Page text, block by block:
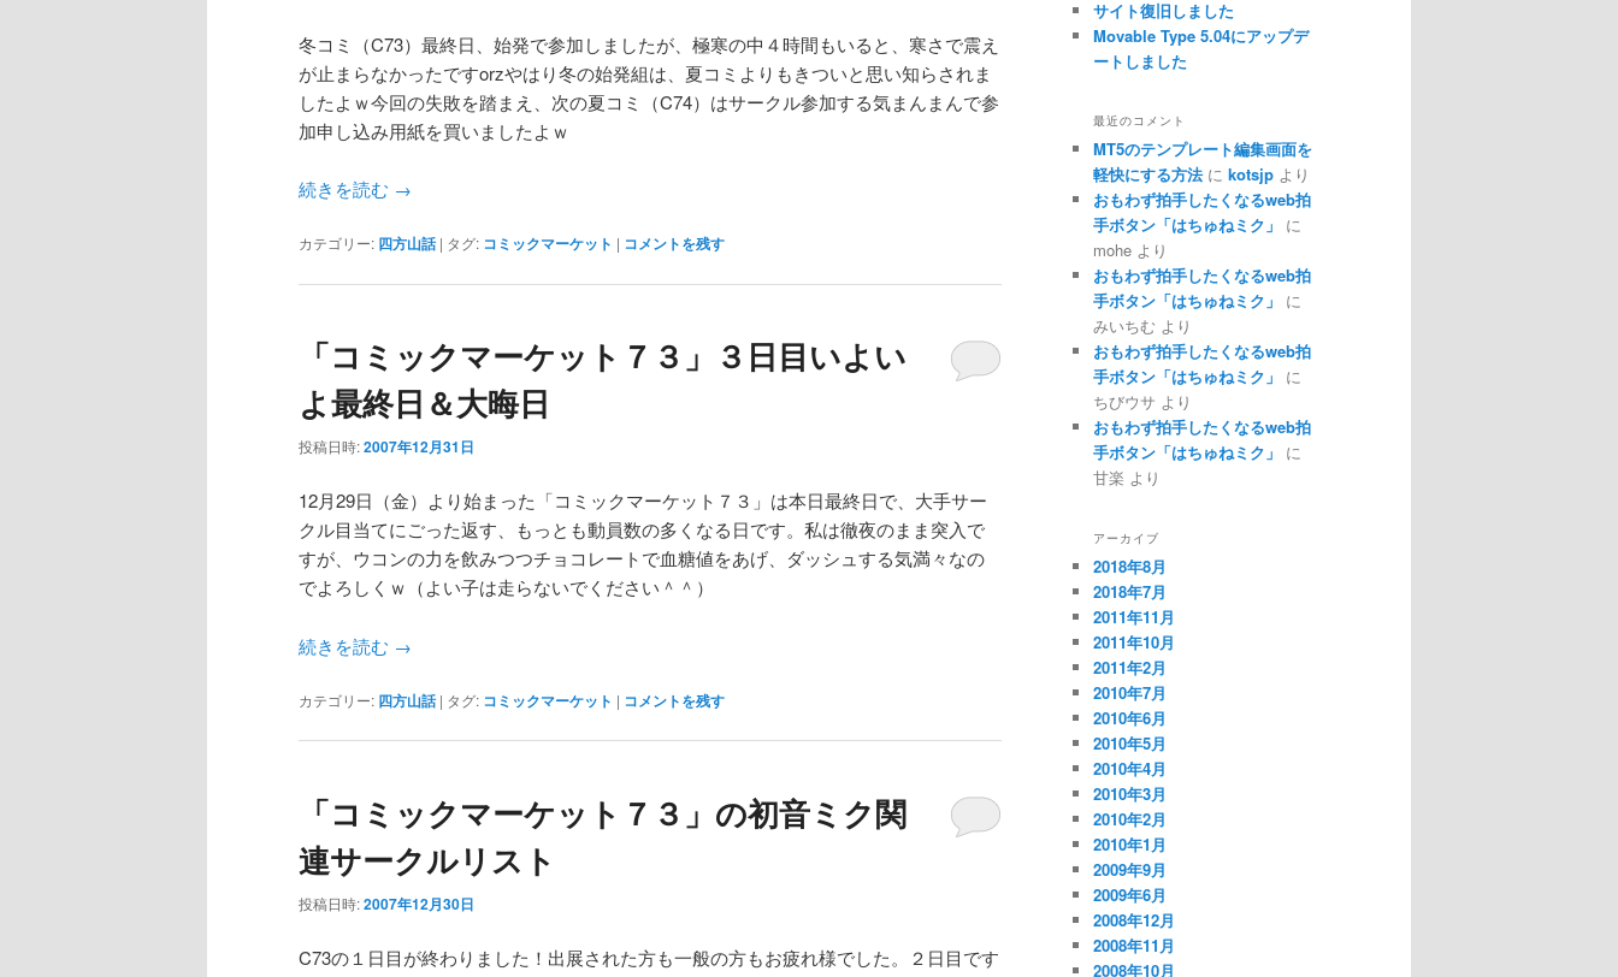
冬コミ（C73）最終日、始発で参加しましたが、極寒の中４時間もいると、寒さで震え
が止まらなかったですorzやはり冬の始発組は、夏コミよりもきついと思い知らされま
したよｗ今回の失敗を踏まえ、次の夏コミ（C74）はサークル参加する気まんまんで参
加申し込み用紙を買いましたよｗ
続きを読む →
カテゴリー: 四方山話 | タグ: コミックマーケット | コメントを残す
「コミックマーケット７３」３日目いよい
よ最終日＆大晦日
投稿日時:2007年12月31日
12月29日（金）より始まった「コミックマーケット７３」は本日最終日で、大手サー
クル目当てにごった返す、もっとも動員数の多くなる日です。私は徹夜のまま突入で
すが、ウコンの力を飲みつつチョコレートで血糖値をあげ、ダッシュする気満々なの
でよろしくｗ（よい子は走らないでください＾＾）
続きを読む →
カテゴリー: 四方山話 | タグ: コミックマーケット | コメントを残す
「コミックマーケット７３」の初音ミク関
連サークルリスト
投稿日時:2007年12月30日
C73の１日目が終わりました！出展された方も一般の方もお疲れ様でした。２日目です
サイト復旧しました
Movable Type 5.04にアップデ
ートしました
最近のコメント
MT5のテンプレート編集画面を
軽快にする方法に kotsjp より
おもわず拍手したくなるweb拍
手ボタン「はちゅねミク」
に
mohe より
おもわず拍手したくなるweb拍
手ボタン「はちゅねミク」
に
みいちむ より
おもわず拍手したくなるweb拍
手ボタン「はちゅねミク」
に
ちびウサ より
おもわず拍手したくなるweb拍
手ボタン「はちゅねミク」
に
甘楽 より
アーカイブ
2018年8月
2018年7月
2011年11月
2011年10月
2011年2月
2010年7月
2010年6月
2010年5月
2010年4月
2010年3月
2010年2月
2010年1月
2009年9月
2009年6月
2008年12月
2008年11月
2008年10月